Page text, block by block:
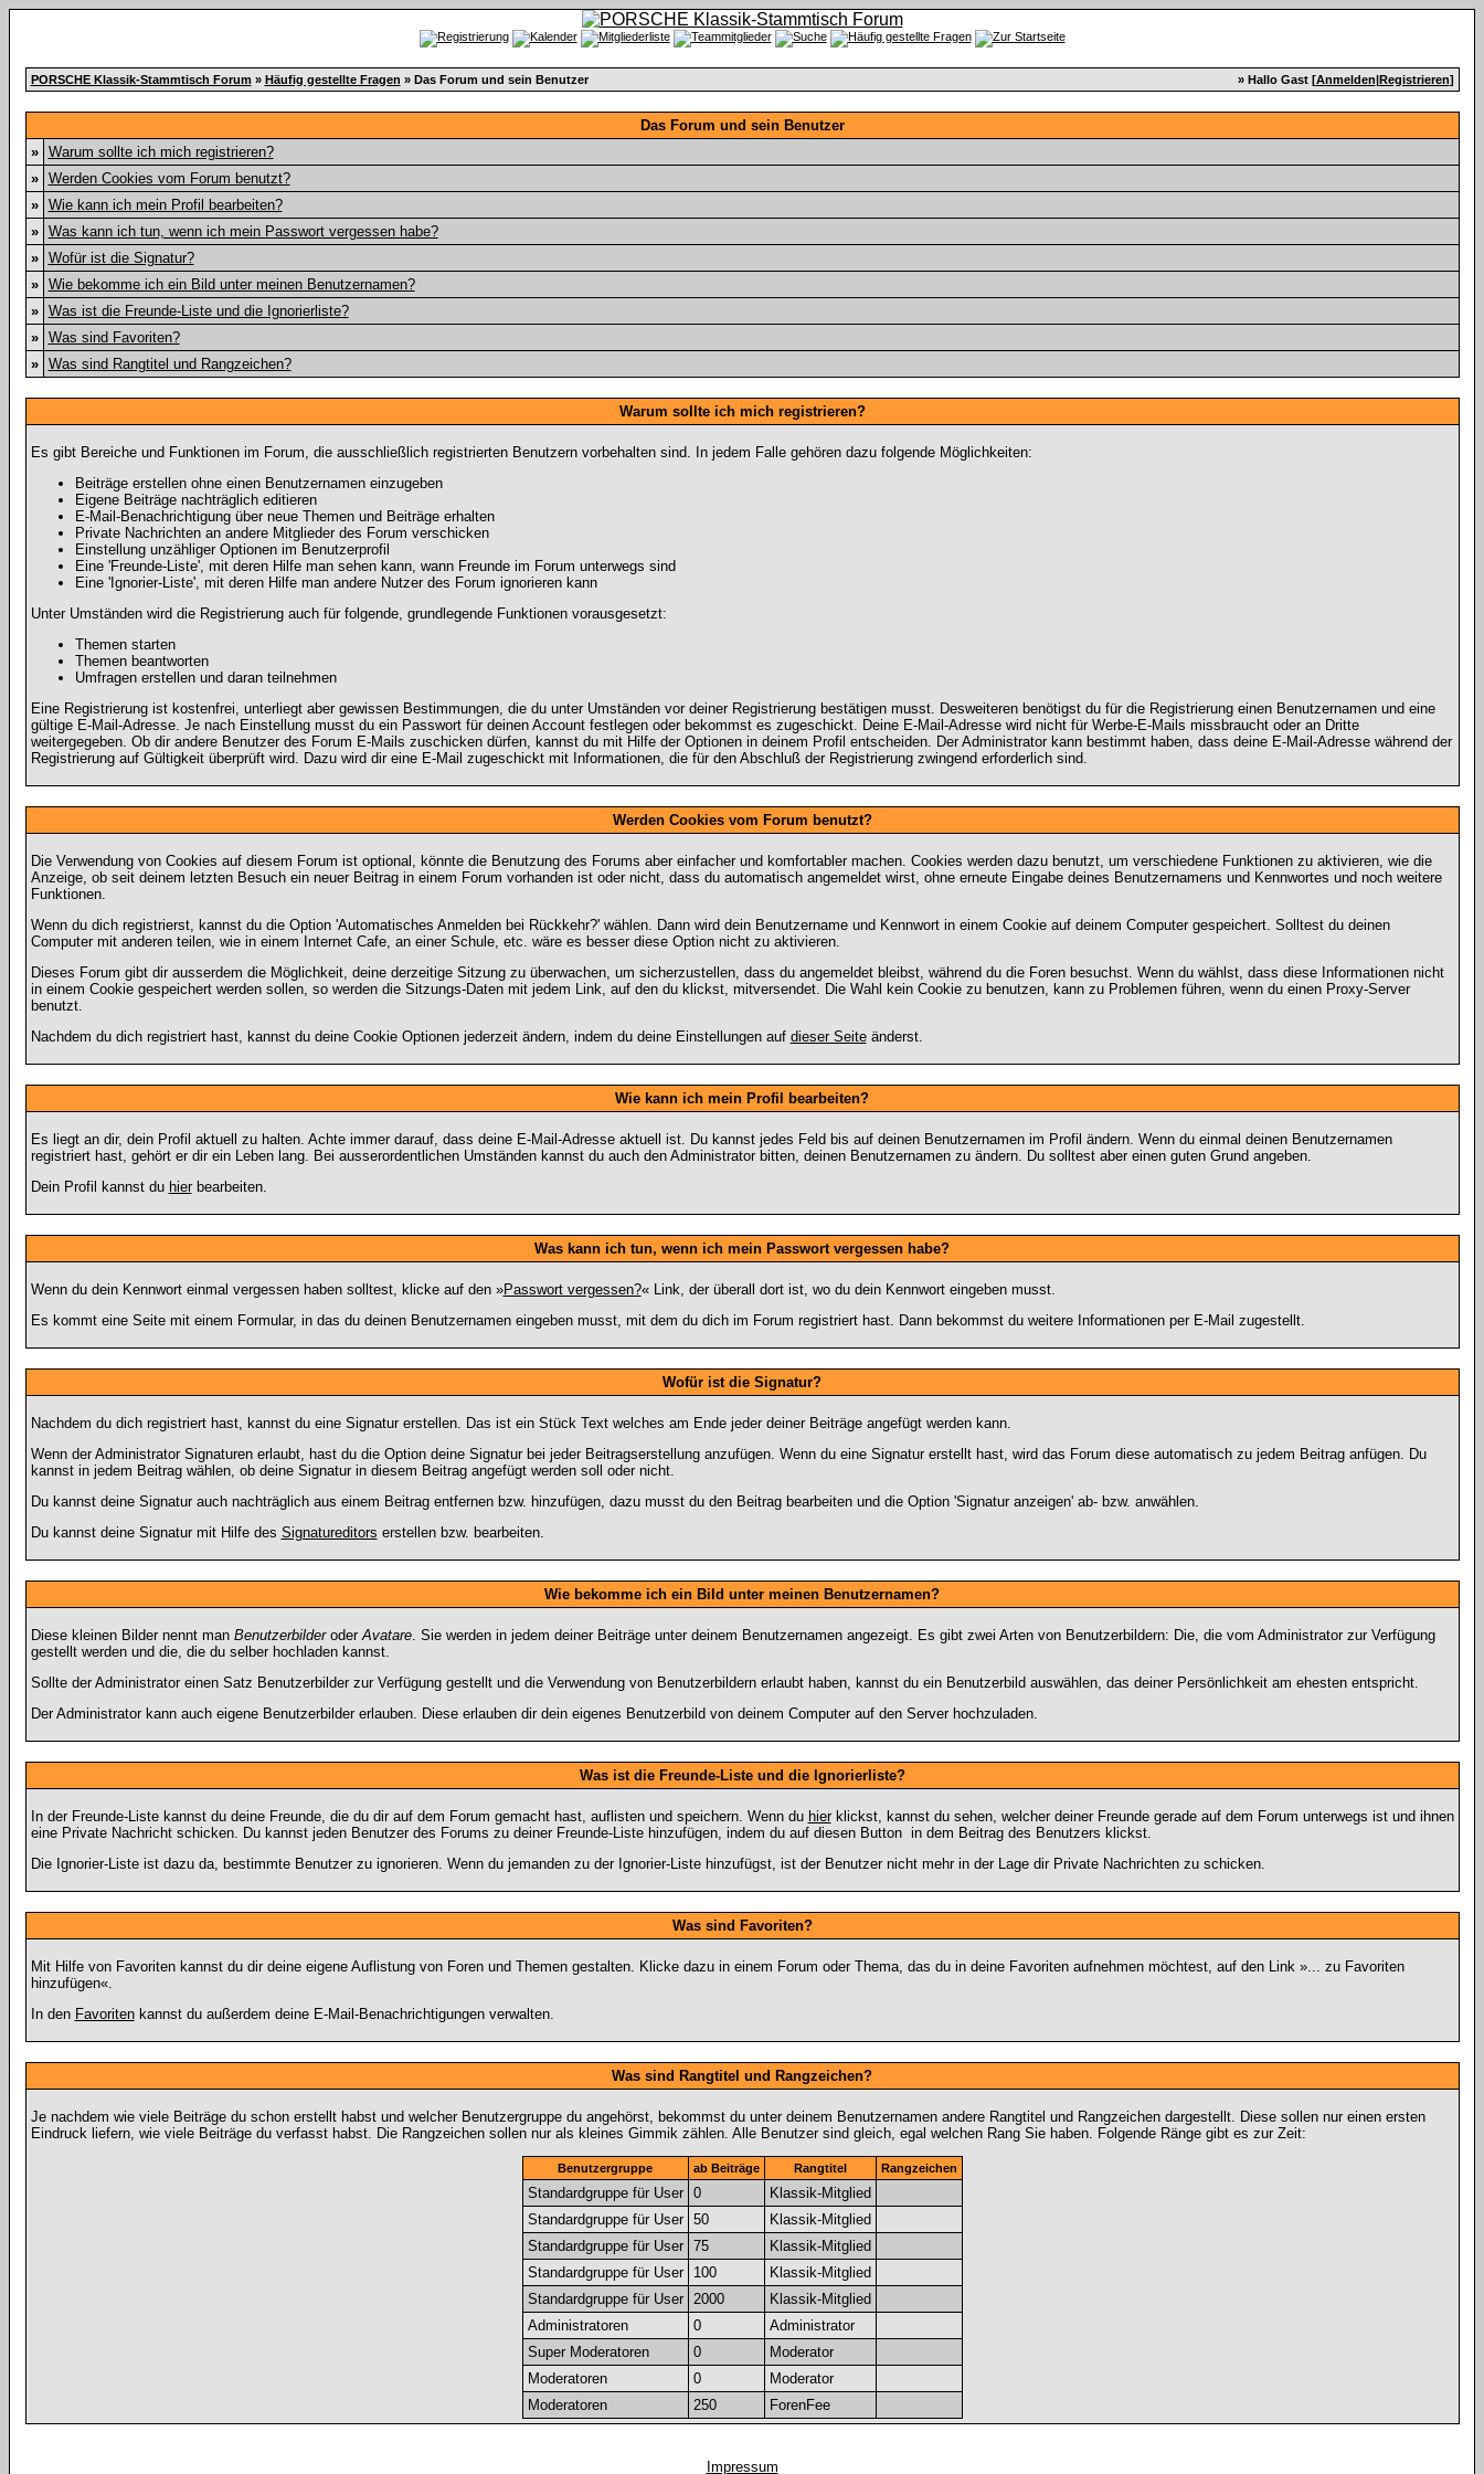
PORSCHE Klassik-Stammtisch Forum » Häufig gestellte Fragen » Das Forum und sein Benutzer » Hallo Gast [Anmelden|Registrieren]
Das Forum und sein Benutzer
»
Warum sollte ich mich registrieren?
»
Werden Cookies vom Forum benutzt?
»
Wie kann ich mein Profil bearbeiten?
»
Was kann ich tun, wenn ich mein Passwort vergessen habe?
»
Wofür ist die Signatur?
»
Wie bekomme ich ein Bild unter meinen Benutzernamen?
»
Was ist die Freunde-Liste und die Ignorierliste?
»
Was sind Favoriten?
»
Was sind Rangtitel und Rangzeichen?
Warum sollte ich mich registrieren?
Es gibt Bereiche und Funktionen im Forum, die ausschließlich registrierten Benutzern vorbehalten sind. In jedem Falle gehören dazu folgende Möglichkeiten:
Beiträge erstellen ohne einen Benutzernamen einzugeben
Eigene Beiträge nachträglich editieren
E-Mail-Benachrichtigung über neue Themen und Beiträge erhalten
Private Nachrichten an andere Mitglieder des Forum verschicken
Einstellung unzähliger Optionen im Benutzerprofil
Eine 'Freunde-Liste', mit deren Hilfe man sehen kann, wann Freunde im Forum unterwegs sind
Eine 'Ignorier-Liste', mit deren Hilfe man andere Nutzer des Forum ignorieren kann
Unter Umständen wird die Registrierung auch für folgende, grundlegende Funktionen vorausgesetzt:
Themen starten
Themen beantworten
Umfragen erstellen und daran teilnehmen
Eine Registrierung ist kostenfrei, unterliegt aber gewissen Bestimmungen, die du unter Umständen vor deiner Registrierung bestätigen musst. Desweiteren benötigst du für die Registrierung einen Benutzernamen und eine
gültige E-Mail-Adresse. Je nach Einstellung musst du ein Passwort für deinen Account festlegen oder bekommst es zugeschickt. Deine E-Mail-Adresse wird nicht für Werbe-E-Mails missbraucht oder an Dritte
weitergegeben. Ob dir andere Benutzer des Forum E-Mails zuschicken dürfen, kannst du mit Hilfe der Optionen in deinem Profil entscheiden. Der Administrator kann bestimmt haben, dass deine E-Mail-Adresse während der
Registrierung auf Gültigkeit überprüft wird. Dazu wird dir eine E-Mail zugeschickt mit Informationen, die für den Abschluß der Registrierung zwingend erforderlich sind.
Werden Cookies vom Forum benutzt?
Die Verwendung von Cookies auf diesem Forum ist optional, könnte die Benutzung des Forums aber einfacher und komfortabler machen. Cookies werden dazu benutzt, um verschiedene Funktionen zu aktivieren, wie die
Anzeige, ob seit deinem letzten Besuch ein neuer Beitrag in einem Forum vorhanden ist oder nicht, dass du automatisch angemeldet wirst, ohne erneute Eingabe deines Benutzernamens und Kennwortes und noch weitere
Funktionen.
Wenn du dich registrierst, kannst du die Option 'Automatisches Anmelden bei Rückkehr?' wählen. Dann wird dein Benutzername und Kennwort in einem Cookie auf deinem Computer gespeichert. Solltest du deinen
Computer mit anderen teilen, wie in einem Internet Cafe, an einer Schule, etc. wäre es besser diese Option nicht zu aktivieren.
Dieses Forum gibt dir ausserdem die Möglichkeit, deine derzeitige Sitzung zu überwachen, um sicherzustellen, dass du angemeldet bleibst, während du die Foren besuchst. Wenn du wählst, dass diese Informationen nicht
in einem Cookie gespeichert werden sollen, so werden die Sitzungs-Daten mit jedem Link, auf den du klickst, mitversendet. Die Wahl kein Cookie zu benutzen, kann zu Problemen führen, wenn du einen Proxy-Server
benutzt.
Nachdem du dich registriert hast, kannst du deine Cookie Optionen jederzeit ändern, indem du deine Einstellungen auf dieser Seiteänderst.
Wie kann ich mein Profil bearbeiten?
Es liegt an dir, dein Profil aktuell zu halten. Achte immer darauf, dass deine E-Mail-Adresse aktuell ist. Du kannst jedes Feld bis auf deinen Benutzernamen im Profil ändern. Wenn du einmal deinen Benutzernamen
registriert hast, gehört er dir ein Leben lang. Bei ausserordentlichen Umständen kannst du auch den Administrator bitten, deinen Benutzernamen zu ändern. Du solltest aber einen guten Grund angeben.
Dein Profil kannst du hierbearbeiten.
Was kann ich tun, wenn ich mein Passwort vergessen habe?
Wenn du dein Kennwort einmal vergessen haben solltest, klicke auf den »Passwort vergessen?« Link, der überall dort ist, wo du dein Kennwort eingeben musst.
Es kommt eine Seite mit einem Formular, in das du deinen Benutzernamen eingeben musst, mit dem du dich im Forum registriert hast. Dann bekommst du weitere Informationen per E-Mail zugestellt.
Wofür ist die Signatur?
Nachdem du dich registriert hast, kannst du eine Signatur erstellen. Das ist ein Stück Text welches am Ende jeder deiner Beiträge angefügt werden kann.
Wenn der Administrator Signaturen erlaubt, hast du die Option deine Signatur bei jeder Beitragserstellung anzufügen. Wenn du eine Signatur erstellt hast, wird das Forum diese automatisch zu jedem Beitrag anfügen. Du
kannst in jedem Beitrag wählen, ob deine Signatur in diesem Beitrag angefügt werden soll oder nicht.
Du kannst deine Signatur auch nachträglich aus einem Beitrag entfernen bzw. hinzufügen, dazu musst du den Beitrag bearbeiten und die Option 'Signatur anzeigen' ab- bzw. anwählen.
Du kannst deine Signatur mit Hilfe des Signatureditors erstellen bzw. bearbeiten.
Wie bekomme ich ein Bild unter meinen Benutzernamen?
Diese kleinen Bilder nennt man BenutzerbilderoderAvatare. Sie werden in jedem deiner Beiträge unter deinem Benutzernamen angezeigt. Es gibt zwei Arten von Benutzerbildern: Die, die vom Administrator zur Verfügung
gestellt werden und die, die du selber hochladen kannst.
Sollte der Administrator einen Satz Benutzerbilder zur Verfügung gestellt und die Verwendung von Benutzerbildern erlaubt haben, kannst du ein Benutzerbild auswählen, das deiner Persönlichkeit am ehesten entspricht.
Der Administrator kann auch eigene Benutzerbilder erlauben. Diese erlauben dir dein eigenes Benutzerbild von deinem Computer auf den Server hochzuladen.
Was ist die Freunde-Liste und die Ignorierliste?
In der Freunde-Liste kannst du deine Freunde, die du dir auf dem Forum gemacht hast, auflisten und speichern. Wenn du hierklickst, kannst du sehen, welcher deiner Freunde gerade auf dem Forum unterwegs ist und ihnen
eine Private Nachricht schicken. Du kannst jeden Benutzer des Forums zu deiner Freunde-Liste hinzufügen, indem du auf diesen Button in dem Beitrag des Benutzers klickst.
Die Ignorier-Liste ist dazu da, bestimmte Benutzer zu ignorieren. Wenn du jemanden zu der Ignorier-Liste hinzufügst, ist der Benutzer nicht mehr in der Lage dir Private Nachrichten zu schicken.
Was sind Favoriten?
Mit Hilfe von Favoriten kannst du dir deine eigene Auflistung von Foren und Themen gestalten. Klicke dazu in einem Forum oder Thema, das du in deine Favoriten aufnehmen möchtest, auf den Link »... zu Favoriten
hinzufügen«.
In den Favoritenkannst du außerdem deine E-Mail-Benachrichtigungen verwalten.
Was sind Rangtitel und Rangzeichen?
Je nachdem wie viele Beiträge du schon erstellt habst und welcher Benutzergruppe du angehörst, bekommst du unter deinem Benutzernamen andere Rangtitel und Rangzeichen dargestellt. Diese sollen nur einen ersten
Eindruck liefern, wie viele Beiträge du verfasst habst. Die Rangzeichen sollen nur als kleines Gimmik zählen. Alle Benutzer sind gleich, egal welchen Rang Sie haben. Folgende Ränge gibt es zur Zeit:
Benutzergruppe ab Beiträge Rangtitel Rangzeichen
Standardgruppe für User 0
Klassik-Mitglied
Standardgruppe für User
50
Klassik-Mitglied
Standardgruppe für User
75
Klassik-Mitglied
Standardgruppe für User
100
Klassik-Mitglied
Standardgruppe für User
2000
Klassik-Mitglied
Administratoren
0
Administrator
Super Moderatoren
0
Moderator
Moderatoren
0
Moderator
Moderatoren
250 ForenFee
Impressum